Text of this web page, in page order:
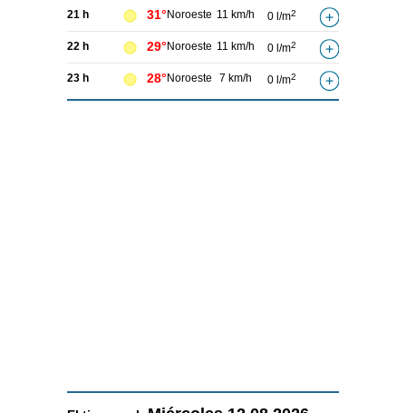
21 h 31° Noroeste 11 km/h 0 l/m2
22 h 29° Noroeste 11 km/h 0 l/m2
23 h 28° Noroeste 7 km/h 0 l/m2